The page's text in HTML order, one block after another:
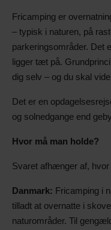
Fricamping er
– typisk i naturen, på
parkeringsområder. Det
ligger tæt på.
dig selv – og du skal
Det er en
og solnedgange end
Hvor må man holde?
Svaret afhænger af, hvor
Danmark: Fricamping i
tilladt at overnatte i
naturområder. Til